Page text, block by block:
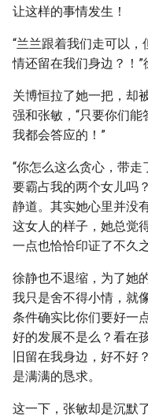
让这样的事情发生！
“兰兰跟着我们走可以
情还留在我们身边？！”
关博恒拉了她一把，却
强和张敏，“只要你们
我都会答应的！”
“你怎么这么贪心，带
要霸占我的两个女儿吗
静道。其实她心里并没
这女人的样子，她总觉
一点也恰恰印证了不久
徐静也不退缩，为了她
我只是舍不得小情，就
条件确实比你们要好一
好的发展不是么？看在
旧留在我身边，好不好
是满满的恳求。
这一下，张敏却是沉默